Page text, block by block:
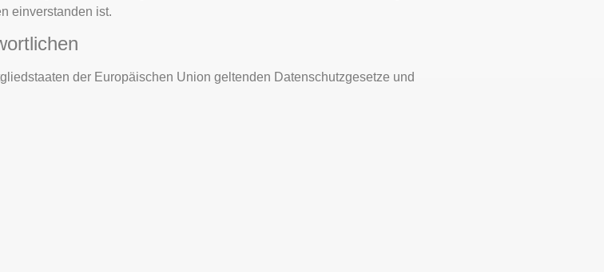
einverstanden ist.
der Europäischen Union geltenden Datenschutzgesetze und